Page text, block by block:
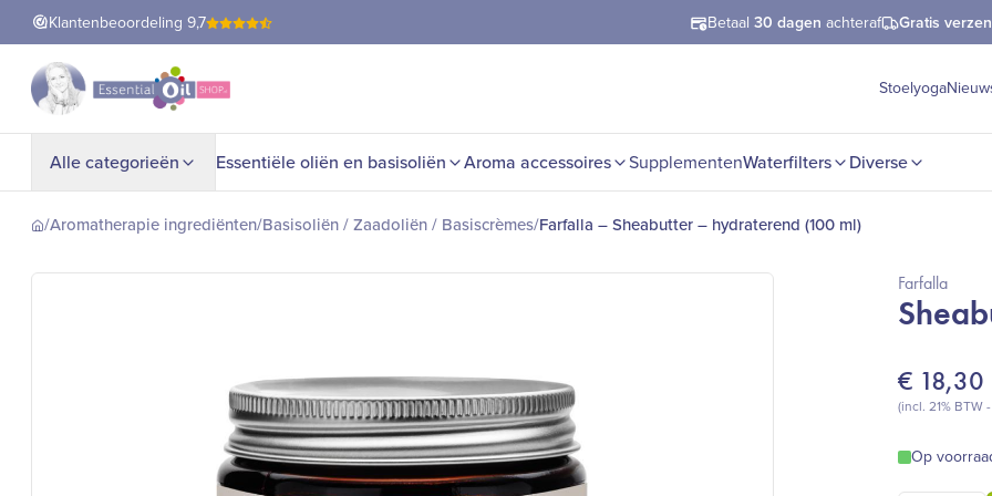
Klantenbeoordeling 9,7 Betaal 30 dagen achteraf Gratis
Stoelyoga
Alle categorieën Essentiële oliën en basisoliën Aroma accessoires SupplementenWaterfilters Diverse
/Aromatherapie ingrediënten/Basisoliën / Zaadoliën / Basiscrèmes/Farfalla – Sheabutter – hydraterend (100 ml)
Farfalla
€ 18,30
(incl. 21% BTW
Op